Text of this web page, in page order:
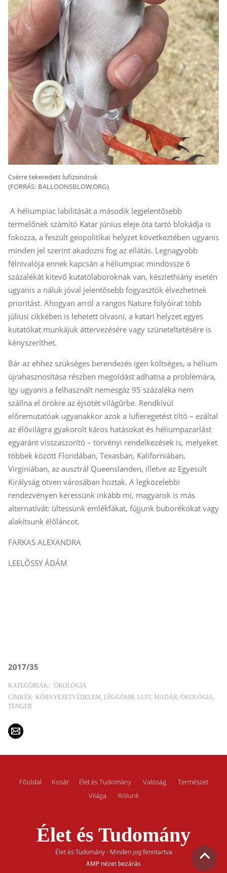
Csérre tekeredett lufizsinórok
(FORRÁS: BALLOONSBLOW.ORG)
A héliumpiac labilitását a második legjelentősebb
termelőnek számító Katar június eleje óta tartó blokádja is
fokozza, a feszült geopolitikai helyzet következtében ugyanis
minden jel szerint akadozni fog az ellátás. Legnagyobb
félnivalója ennek kapcsán a héliumpiac mindössze 6
százalékát kitevő kutatólaboroknak van, készlethiány esetén
ugyanis a náluk jóval jelentősebb fogyasztók élvezhetnek
prioritást. Ahogyan arról a rangos Nature folyóirat több
júliusi cikkében is lehetett olvasni, a katari helyzet egyes
kutatókat munkájuk áttervezésére vagy szüneteltetésére is
kényszeríthet.
Bár az ehhez szükséges berendezés igen költséges, a hélium
újrahasznosítása részben megoldást adhatna a problémára,
így ugyanis a felhasznált nemesgáz 95 százaléka nem
szállna el örökre az éjsötét világűrbe. Rendkívül
előremutatóak ugyanakkor azok a lufieregetést tiltó – ezáltal
az élővilágra gyakorolt káros hatásokat és héliumpazarlást
egyaránt visszaszorító – törvényi rendelkezések is, melyeket
többek között Floridában, Texasban, Kaliforniában,
Virginiában, az ausztrál Queenslanden, illetve az Egyesült
Királyság ötven városában hoztak. A legközelebbi
rendezvényen keressünk inkább mi, magyarok is más
alternatívát: ültessünk emlékfákat, fújjunk buborékokat vagy
alakítsunk élőláncot.
FARKAS ALEXANDRA
LEELŐSSY ÁDÁM
2017/35
KATEGÓRIÁK:
ÖKOLÓGIA
CÍMKÉK: KÖRNYEZETVÉDELEM LÉGGÖMB LUFI MADÁR ÖKOLÓGIA
TENGER
Főoldal Kosár Élet és Tudomány Valóság
Természet
Világa
Rólunk
Élet és Tudomány
Élet és Tudomány - Minden jog fenntartva
AMP nézet bezárás